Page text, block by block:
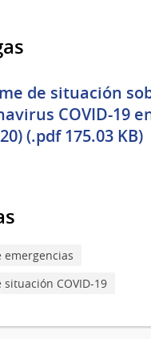
de situación
COVID-19
(.pdf 175.03 KB)
emergencias
COVID-19